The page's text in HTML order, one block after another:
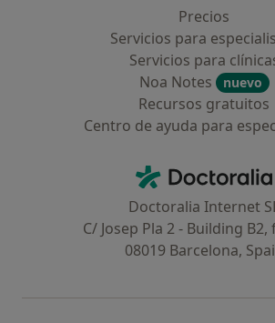
Precios
Servicios para
Servicios para
Noa Notes
nuevo
Recursos gratuitos
Centro de ayuda para
Doctoralia -
Doctoralia Internet
C/ Josep Pla 2 - Building
08019 Barcelona,